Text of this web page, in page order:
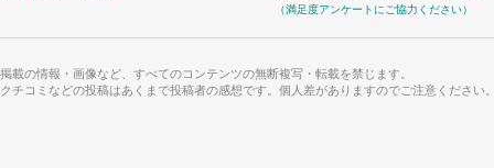
（満足度アンケートにご協力ください）
掲載の情報・画像など、すべてのコンテンツの無断複写・転載を禁じます。
クチコミなどの投稿はあくまで投稿者の感想です。個人差がありますのでご注意ください